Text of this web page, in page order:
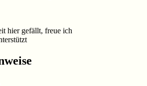
hier gefällt, freue ich